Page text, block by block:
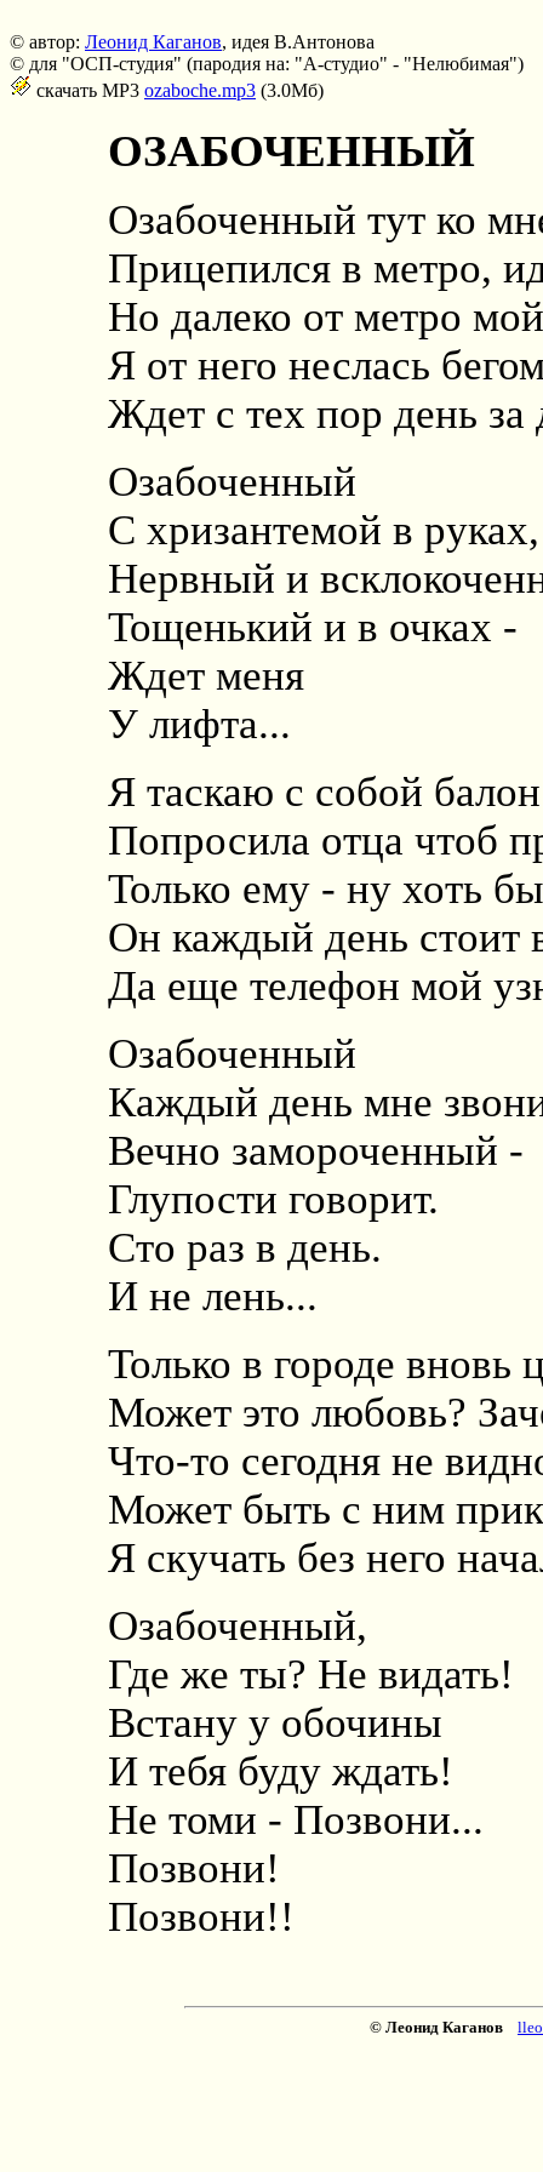
© автор: Леонид Каганов, идея В.Антонова
© для "ОСП-студия" (пародия на: "А-студио" - "Нелюбимая")
скачать MP3 ozaboche.mp3 (3.0Мб)
ОЗАБОЧЕННЫЙ
Озабоченный тут ко
Прицепился в метро,
Но далеко от метро
Я от него неслась
Ждет с тех пор день
Озабоченный
С хризантемой в руках,
Нервный и
Тощенький и в очках -
Ждет меня
У лифта...
Я таскаю с собой
Попросила отца чтоб
Только ему - ну хоть
Он каждый день стоит
Да еще телефон мой
Озабоченный
Каждый день мне
Вечно замороченный -
Глупости говорит.
Сто раз в день.
И не лень...
Только в городе вновь
Может это любовь?
Что-то сегодня не
Может быть с ним
Я скучать без него
Озабоченный,
Где же ты? Не видать!
Встану у обочины
И тебя буду ждать!
Не томи - Позвони...
Позвони!
Позвони!!
© Леонид Каганов